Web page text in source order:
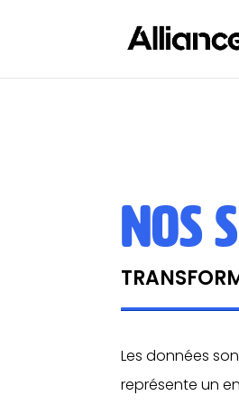
NOS
Les données
représente un